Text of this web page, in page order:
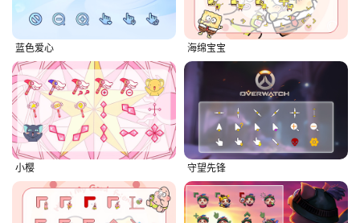
蓝色爱心 海绵宝宝
小樱 守望先锋